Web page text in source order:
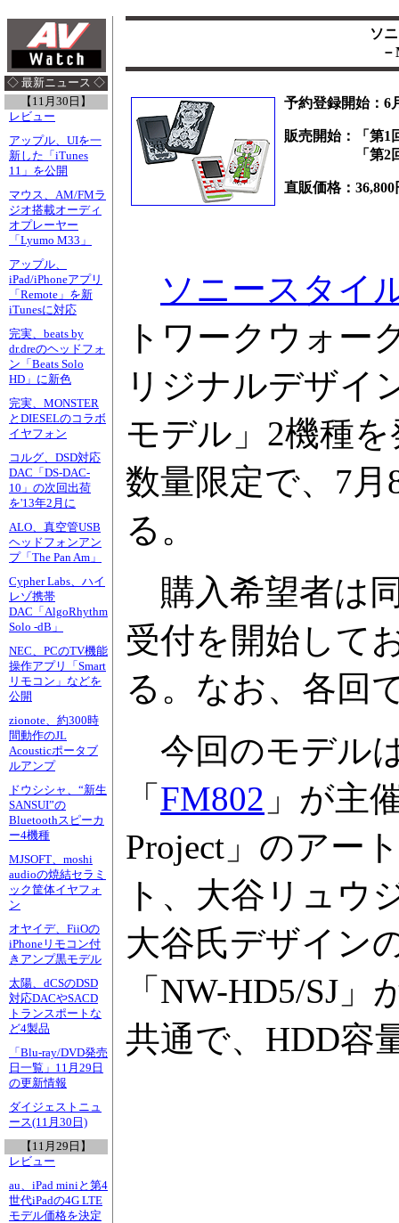
◇ 最新ニュース ◇
【11月30日】
レビュー
アップル、UIを一
新した「iTunes
11」を公開
マウス、AM/FMラ
ジオ搭載オーディ
オプレーヤー
「Lyumo M33」
アップル、
iPad/iPhoneアプリ
「Remote」を新
iTunesに対応
完実、beats by
dr.dreのヘッドフォ
ン「Beats Solo
HD」に新色
完実、MONSTER
とDIESELのコラボ
イヤフォン
コルグ、DSD対応
DAC「DS-DAC-
10」の次回出荷
を'13年2月に
ALO、真空管USB
ヘッドフォンアン
プ「The Pan Am」
Cypher Labs、ハイ
レゾ携帯
DAC「AlgoRhythm
Solo -dB」
NEC、PCのTV機能
操作アプリ「Smart
リモコン」などを
公開
zionote、約300時
間動作のJL
Acousticポータブ
ルアンプ
ドウシシャ、“新生
SANSUI”の
Bluetoothスピーカ
ー4機種
MJSOFT、moshi
audioの焼結セラミ
ック筐体イヤフォ
ン
オヤイデ、FiiOの
iPhoneリモコン付
きアンプ黒モデル
太陽、dCSのDSD
対応DACやSACD
トランスポートな
ど4製品
「Blu-ray/DVD発売
日一覧」11月29日
の更新情報
ダイジェストニュ
ース(11月30日)
【11月29日】
レビュー
au、iPad miniと第4
世代iPadの4G LTE
モデル価格を決定
ソ
予約登録開始：6
販売開始：「第1
「第2回」
直販価格：36,800
ソニースタイ
トワークウォー
リジナルデザイ
モデル」2機種
数量限定で、7
る。
購入希望者は
受付を開始して
る。なお、各回
今回のモデル
「 FM802 」が主
Project」のアー
ト、大谷リュウ
大谷氏デザイン
「NW-HD5/SJ
共通で、HDD容